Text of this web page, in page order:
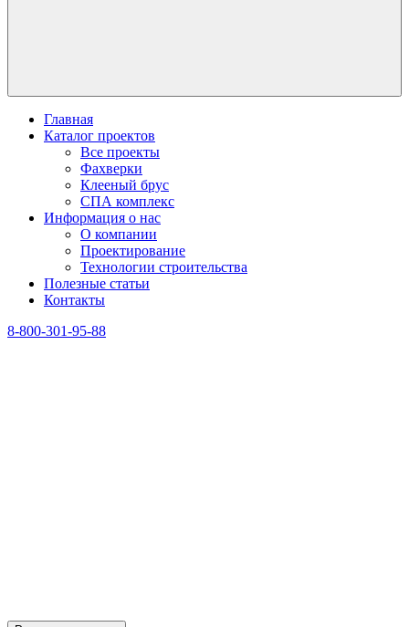
Главная
Каталог проектов
Все проекты
Фахверки
Клееный брус
СПА комплекс
Информация о нас
О компании
Проектирование
Технологии строительства
Полезные статьи
Контакты
8-800-301-95-88